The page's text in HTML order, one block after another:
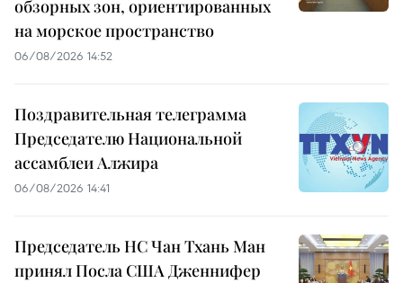
обзорных зон, ориентированных
на морское пространство
06/08/2026 14:52
Поздравительная телеграмма
Председателю Национальной
ассамблеи Алжира
06/08/2026 14:41
Председатель НС Чан Тхань Ман
принял Посла США Дженнифер